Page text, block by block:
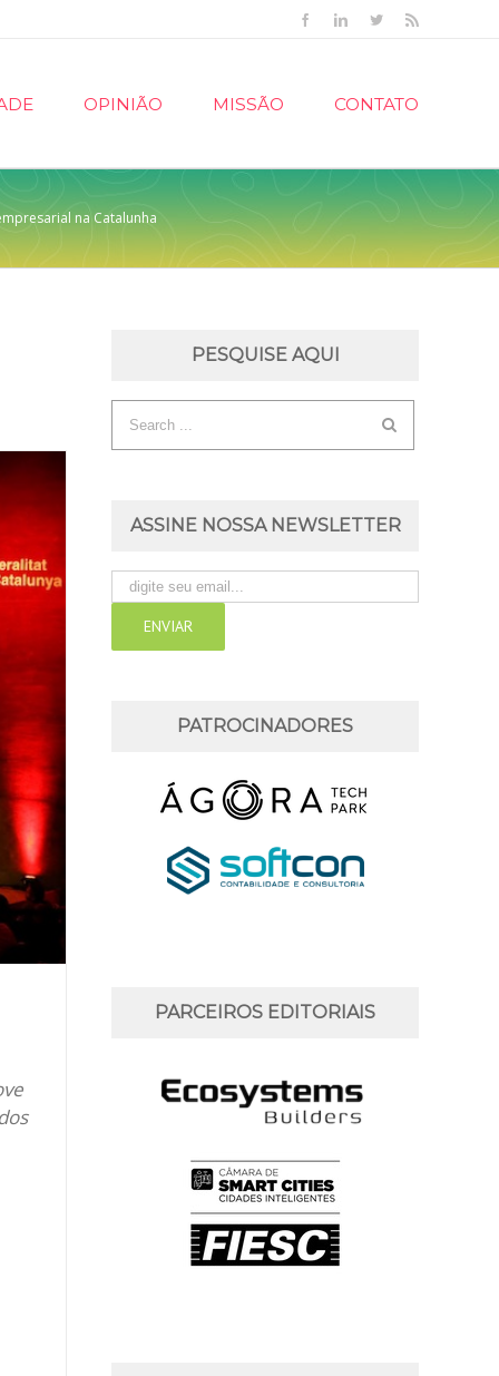
FacebookLinkedinTwitter
OPINIÃO MISSÃO CONTATO
na Catalunha
PESQUISE AQUI
ASSINE NOSSA NEWSLETTER
PATROCINADORES
PARCEIROS EDITORIAIS